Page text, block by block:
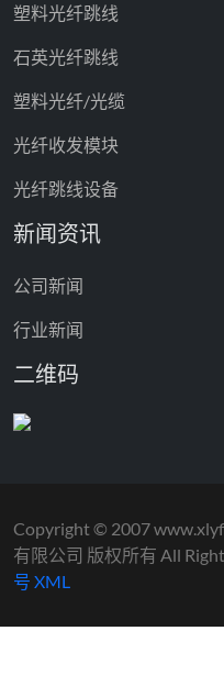
塑料光纤跳线
石英光纤跳线
塑料光纤/光缆
光纤收发模块
光纤跳线设备
新闻资讯
公司新闻
行业新闻
二维码
Copyright © 2007
有限公司 版权所有 All
号 XML